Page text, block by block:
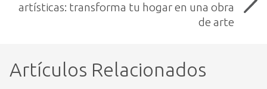
artísticas: transforma tu hogar en una obra
de arte
Artículos Relacionados